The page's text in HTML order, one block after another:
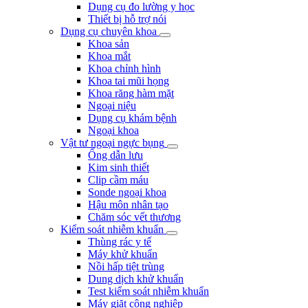
Dụng cụ đo lường y học
Thiết bị hỗ trợ nói
Dụng cụ chuyên khoa
Khoa sản
Khoa mắt
Khoa chỉnh hình
Khoa tai mũi họng
Khoa răng hàm mặt
Ngoại niệu
Dụng cụ khám bệnh
Ngoại khoa
Vật tư ngoại ngực bụng
Ống dẫn lưu
Kim sinh thiết
Clip cầm máu
Sonde ngoại khoa
Hậu môn nhân tạo
Chăm sóc vết thương
Kiểm soát nhiễm khuẩn
Thùng rác y tế
Máy khử khuẩn
Nồi hấp tiệt trùng
Dung dịch khử khuẩn
Test kiểm soát nhiễm khuẩn
Máy giặt công nghiệp